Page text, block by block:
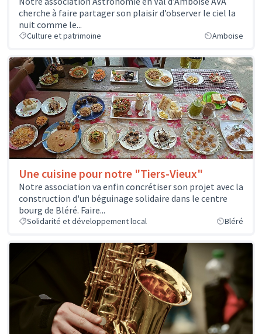
cherche à faire partager son plaisir d’observer le ciel la
nuit comme le...
Culture et patrimoine Amboise
Une cuisine pour notre "Tiers-Vieux"
Notre association va enfin concrétiser son projet avec la
construction d'un béguinage solidaire dans le centre
bourg de Bléré. Faire...
Solidarité et développement local Bléré